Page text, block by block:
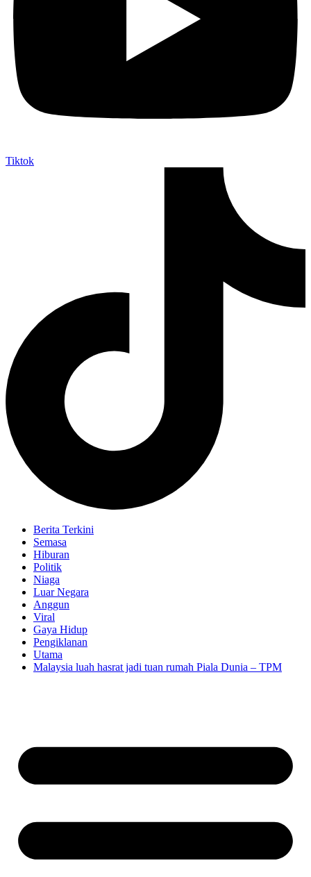
Tiktok
Berita Terkini
Semasa
Hiburan
Politik
Niaga
Luar Negara
Anggun
Viral
Gaya Hidup
Pengiklanan
Utama
Malaysia luah hasrat jadi tuan rumah Piala Dunia – TPM